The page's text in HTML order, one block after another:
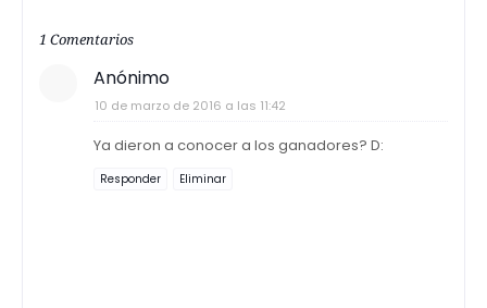
1 Comentarios
Anónimo
10 de marzo de 2016 a las 11:42
Ya dieron a conocer a los ganadores? D:
Responder Eliminar